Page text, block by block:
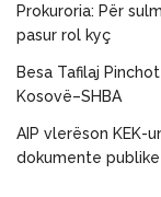
Prokuroria: Për
pasur rol kyç
Besa Tafilaj
Kosovë–SHBA
AIP vlerëson KEK-
dokumente publike